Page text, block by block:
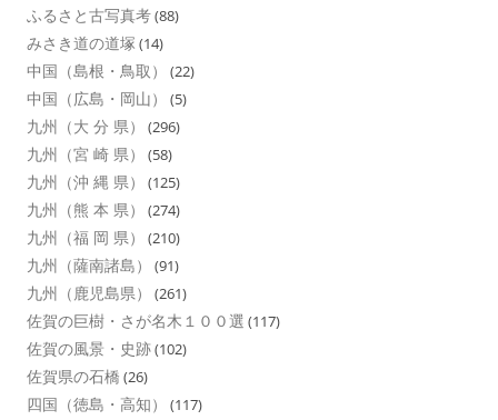
ふるさと古写真考(88)
みさき道の道塚 (14)
中国（島根・鳥取） (22)
中国（広島・岡山） (5)
九州（大 分 県） (296)
九州（宮 崎 県） (58)
九州（沖 縄 県） (125)
九州（熊 本 県） (274)
九州（福 岡 県） (210)
九州（薩南諸島） (91)
九州（鹿児島県） (261)
佐賀の巨樹・さが名木１００選 (117)
佐賀の風景・史跡(102)
佐賀県の石橋 (26)
四国（徳島・高知） (117)